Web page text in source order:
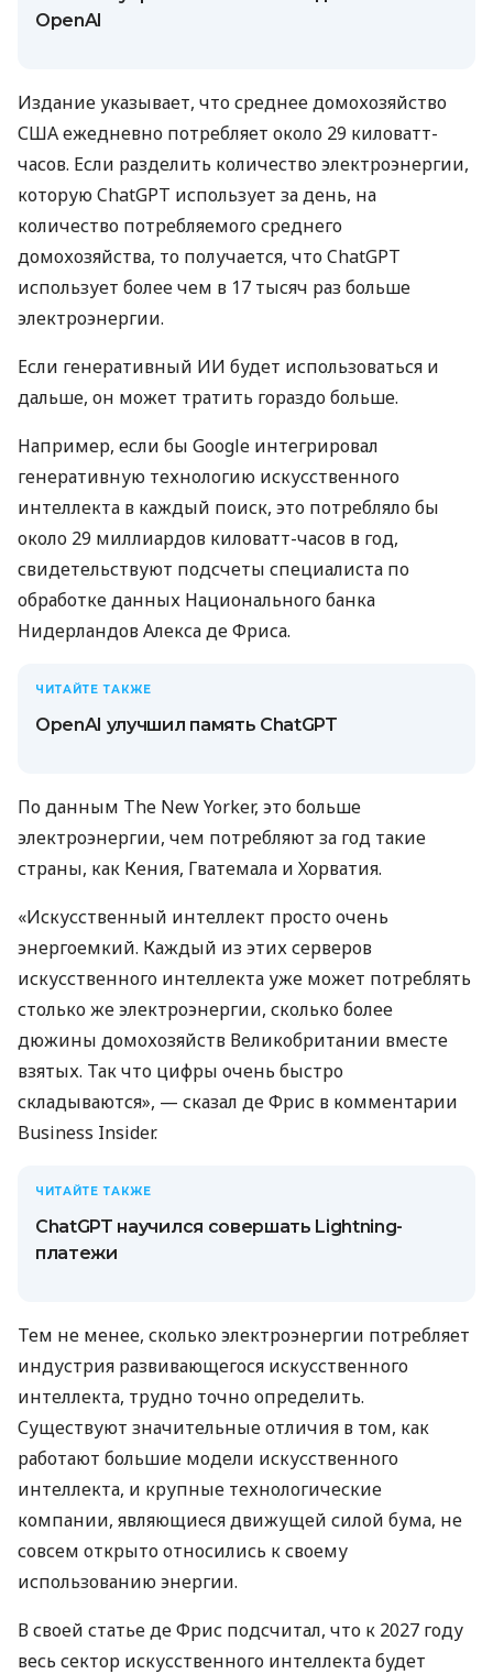
OpenAI
Издание указывает, что среднее домохозяйство
США ежедневно потребляет около 29 киловатт-
часов. Если разделить количество электроэнергии,
которую ChatGPT использует за день, на
количество потребляемого среднего
домохозяйства, то получается, что ChatGPT
использует более чем в 17 тысяч раз больше
электроэнергии.
Если генеративный ИИ будет использоваться и
дальше, он может тратить гораздо больше.
Например, если бы Google интегрировал
генеративную технологию искусственного
интеллекта в каждый поиск, это потребляло бы
около 29 миллиардов киловатт-часов в год,
свидетельствуют подсчеты специалиста по
обработке данных Национального банка
Нидерландов Алекса де Фриса.
ЧИТАЙТЕ ТАКЖЕ
OpenAI улучшил память ChatGPT
По данным The New Yorker, это больше
электроэнергии, чем потребляют за год такие
страны, как Кения, Гватемала и Хорватия.
«Искусственный интеллект просто очень
энергоемкий. Каждый из этих серверов
искусственного интеллекта уже может потреблять
столько же электроэнергии, сколько более
дюжины домохозяйств Великобритании вместе
взятых. Так что цифры очень быстро
складываются», — сказал де Фрис в комментарии
Business Insider.
ЧИТАЙТЕ ТАКЖЕ
ChatGPT научился совершать Lightning-
платежи
Тем не менее, сколько электроэнергии потребляет
индустрия развивающегося искусственного
интеллекта, трудно точно определить.
Существуют значительные отличия в том, как
работают большие модели искусственного
интеллекта, и крупные технологические
компании, являющиеся движущей силой бума, не
совсем открыто относились к своему
использованию энергии.
В своей статье де Фрис подсчитал, что к 2027 году
весь сектор искусственного интеллекта будет